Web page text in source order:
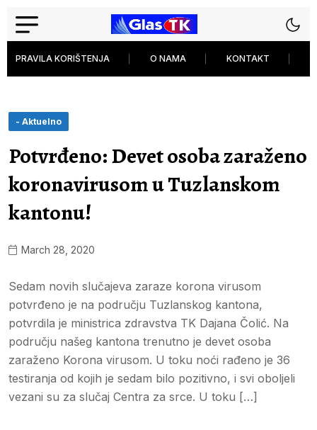
PRAVILA KORIŠTENJA O NAMA KONTAKT
- Aktuelno
Potvrđeno: Devet osoba zaraženo
koronavirusom u Tuzlanskom
kantonu!
March 28, 2020
Sedam novih slučajeva zaraze korona virusom
potvrđeno je na području Tuzlanskog kantona,
potvrdila je ministrica zdravstva TK Dajana Čolić. Na
području našeg kantona trenutno je devet osoba
zaraženo Korona virusom. U toku noći rađeno je 36
testiranja od kojih je sedam bilo pozitivno, i svi oboljeli
vezani su za slučaj Centra za srce. U toku […]